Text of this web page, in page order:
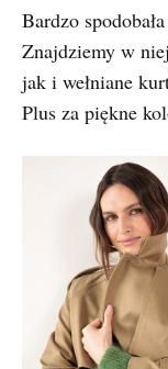
Bardzo
Znajdziemy w
jak i wełniane
Plus za piękne